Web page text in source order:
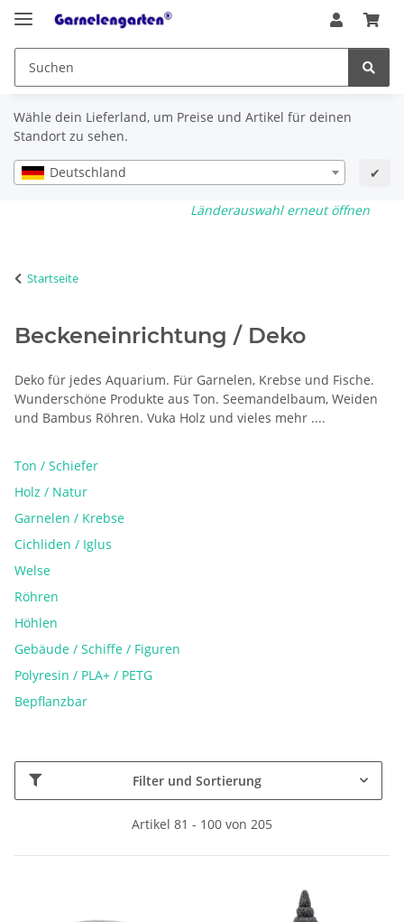
Wähle dein Lieferland, um Preise und Artikel für deinen
Standort zu sehen.
Deutschland ✔
Länderauswahl erneut öffnen
Startseite
Beckeneinrichtung / Deko
Deko für jedes Aquarium. Für Garnelen, Krebse und Fische.
Wunderschöne Produkte aus Ton. Seemandelbaum, Weiden
und Bambus Röhren. Vuka Holz und vieles mehr ....
Ton / Schiefer
Holz / Natur
Garnelen / Krebse
Cichliden / Iglus
Welse
Röhren
Höhlen
Gebäude / Schiffe / Figuren
Polyresin / PLA+ / PETG
Bepflanzbar
Filter und Sortierung
Artikel 81 - 100 von 205